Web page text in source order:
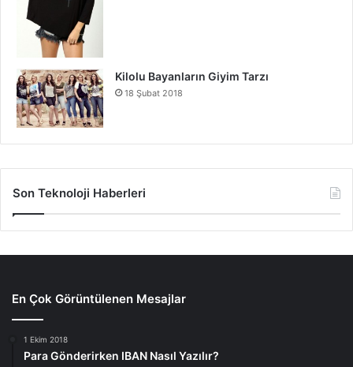
Kilolu Bayanların Giyim Tarzı
18 Şubat 2018
Son Teknoloji Haberleri
En Çok Görüntülenen Mesajlar
1 Ekim 2018
Para Gönderirken IBAN Nasıl Yazılır?